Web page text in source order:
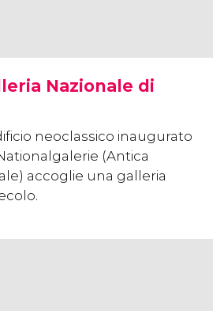
Nazionale di
neoclassico inaugurato
(Antica
accoglie una galleria